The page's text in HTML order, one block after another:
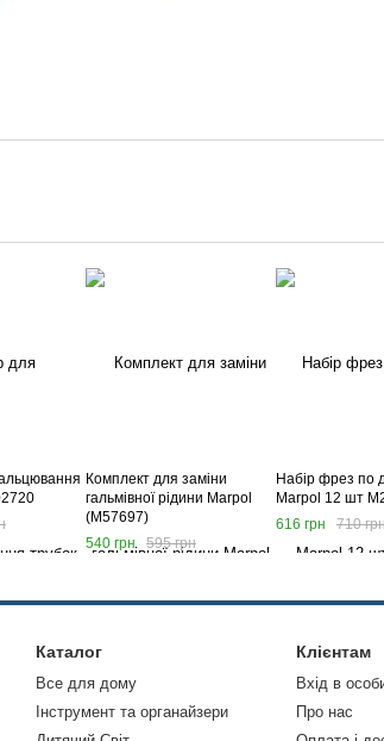
Комплект для заміни
гальмівної рідини Marpol
(M57697)
540 грн
595 грн
Набір фрез по
Marpol 12 шт
616 грн
710
Каталог
Все для дому
Інструмент та органайзери
Клієнтам
Вхід в
Про нас